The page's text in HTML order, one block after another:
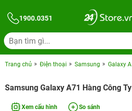
1900.0351
Trang chủ Điện thoại Samsung Galaxy A
Samsung Galaxy A71 Hàng Công Ty
Xem cấu hình So sánh